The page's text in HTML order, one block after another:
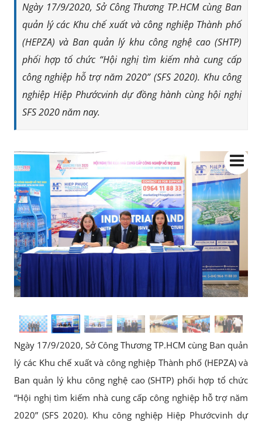
Ngày 17/9/2020, Sở Công Thương TP.HCM cùng Ban
quản lý các Khu chế xuất và công nghiệp Thành phố
(HEPZA) và Ban quản lý khu công nghệ cao (SHTP)
phối hợp tổ chức “Hội nghị tìm kiếm nhà cung cấp
công nghiệp hỗ trợ năm 2020” (SFS 2020). Khu công
nghiệp Hiệp Phướcvinh dự đồng hành cùng hội nghị
SFS 2020 năm nay.
Ngày 17/9/2020, Sở Công Thương TP.HCM cùng Ban quản
lý các Khu chế xuất và công nghiệp Thành phố (HEPZA) và
Ban quản lý khu công nghệ cao (SHTP) phối hợp tổ chức
“Hội nghị tìm kiếm nhà cung cấp công nghiệp hỗ trợ năm
2020” (SFS 2020). Khu công nghiệp Hiệp Phướcvinh dự